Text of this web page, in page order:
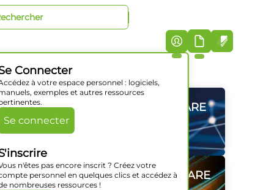
GAMMES HARDWARE
SOLUTIONS SOFTWARE
GAMMES HARDWARE
SOLUTIONS SOFTWARE
GAMMES HARDWARE
SOLUTIONS SOFTWARE
GAMMES HARDWARE
SOLUTIONS SOFTWARE
GAMMES HARDWARE
SOLUTIONS SOFTWARE
GAMMES HARDWARE
SOLUTIONS SOFTWARE
Connecter
à votre espace personnel : logiciels,
exemples et autres ressources
Se connecter
n'êtes pas encore inscrit ? Créez votre
personnel en quelques clics et accédez à
nombreuses ressources !